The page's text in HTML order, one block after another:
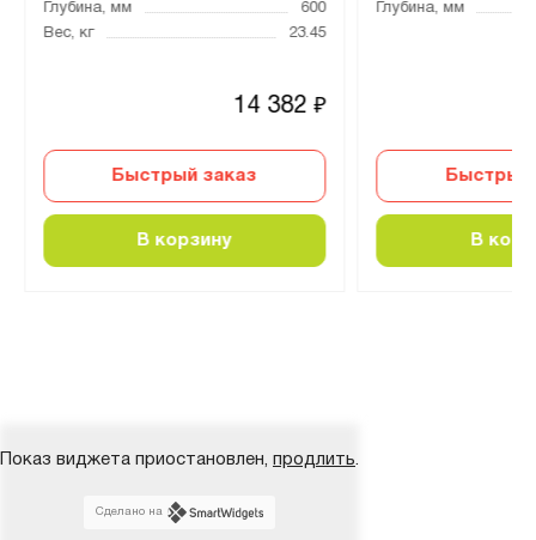
Глубина, мм
600
Вес, кг
23.45
14 382₽
Быстрый заказ
В корзину
Глубина, мм
Быстрый
В
Показ виджета приостановлен, продлить.
Сделано на